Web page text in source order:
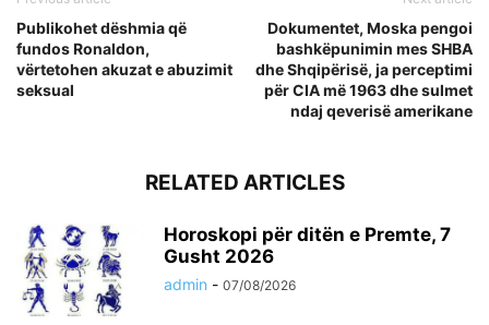
Publikohet dëshmia që
fundos Ronaldon,
vërtetohen akuzat e abuzimit
seksual
Dokumentet, Moska pengoi
bashkëpunimin mes SHBA
dhe Shqipërisë, ja perceptimi
për CIA më 1963 dhe sulmet
ndaj qeverisë amerikane
RELATED ARTICLES
Horoskopi për ditën e Premte, 7
Gusht 2026
admin - 07/08/2026